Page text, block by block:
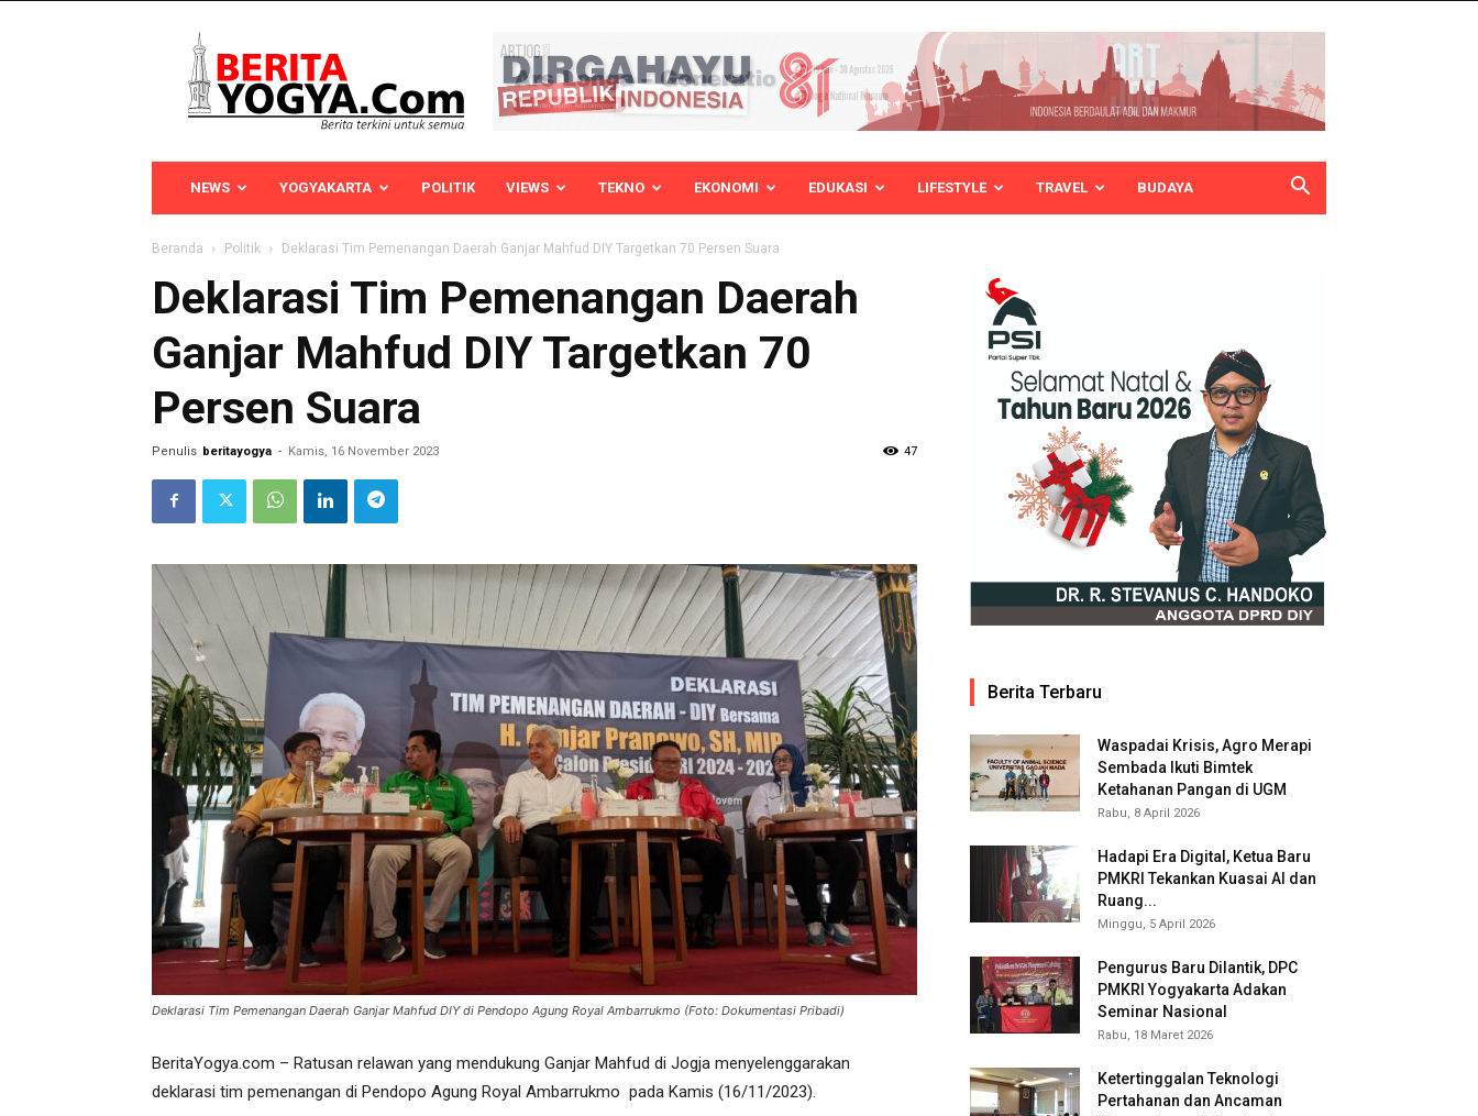
Yogya
NEWS YOGYAKARTA POLITIK VIEWS TEKNO EKONOMI EDUKASI LIFESTYLE TRAVEL BUDAYA
Beranda Politik Deklarasi Tim Pemenangan Daerah Ganjar Mahfud DIY Targetkan 70 Persen Suara
Deklarasi Tim Pemenangan Daerah
Ganjar Mahfud DIY Targetkan 70
Persen Suara
Penulis beritayogya - Kamis, 16 November 2023 47
Deklarasi Tim Pemenangan Daerah Ganjar Mahfud DIY di Pendopo Agung Royal Ambarrukmo (Foto: Dokumentasi Pribadi)
BeritaYogya.com – Ratusan relawan yang mendukung Ganjar Mahfud di Jogja menyelenggarakan
deklarasi tim pemenangan di Pendopo Agung Royal Ambarrukmo pada Kamis (16/11/2023).
Berita Terbaru
Waspadai Krisis, Agro Merapi
Sembada Ikuti Bimtek
Ketahanan Pangan di UGM
Rabu, 8 April 2026
Hadapi Era Digital, Ketua Baru
PMKRI Tekankan Kuasai AI dan
Ruang...
Minggu, 5 April 2026
Pengurus Baru Dilantik, DPC
PMKRI Yogyakarta Adakan
Seminar Nasional
Rabu, 18 Maret 2026
Ketertinggalan Teknologi
Pertahanan dan Ancaman